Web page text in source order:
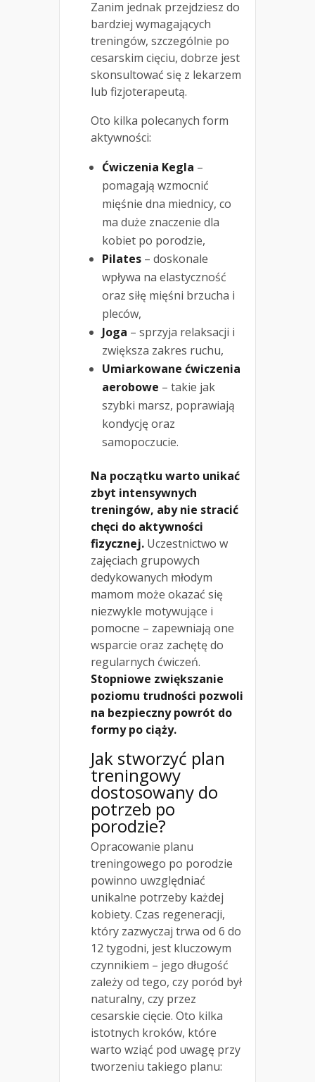
Zanim jednak przejdziesz do
bardziej wymagających
treningów, szczególnie po
cesarskim cięciu, dobrze jest
skonsultować się z lekarzem
lub fizjoterapeutą.
Oto kilka polecanych form
aktywności:
Ćwiczenia Kegla –
pomagają wzmocnić
mięśnie dna miednicy, co
ma duże znaczenie dla
kobiet po porodzie,
Pilates – doskonale
wpływa na elastyczność
oraz siłę mięśni brzucha i
pleców,
Joga – sprzyja relaksacji i
zwiększa zakres ruchu,
Umiarkowane ćwiczenia
aerobowe – takie jak
szybki marsz, poprawiają
kondycję oraz
samopoczucie.
Na początku warto unikać
zbyt intensywnych
treningów, aby nie stracić
chęci do aktywności
fizycznej. Uczestnictwo w
zajęciach grupowych
dedykowanych młodym
mamom może okazać się
niezwykle motywujące i
pomocne – zapewniają one
wsparcie oraz zachętę do
regularnych ćwiczeń.
Stopniowe zwiększanie
poziomu trudności pozwoli
na bezpieczny powrót do
formy po ciąży.
Jak stworzyć plan
treningowy
dostosowany do
potrzeb po
porodzie?
Opracowanie planu
treningowego po porodzie
powinno uwzględniać
unikalne potrzeby każdej
kobiety. Czas regeneracji,
który zazwyczaj trwa od 6 do
12 tygodni, jest kluczowym
czynnikiem – jego długość
zależy od tego, czy poród był
naturalny, czy przez
cesarskie cięcie. Oto kilka
istotnych kroków, które
warto wziąć pod uwagę przy
tworzeniu takiego planu: